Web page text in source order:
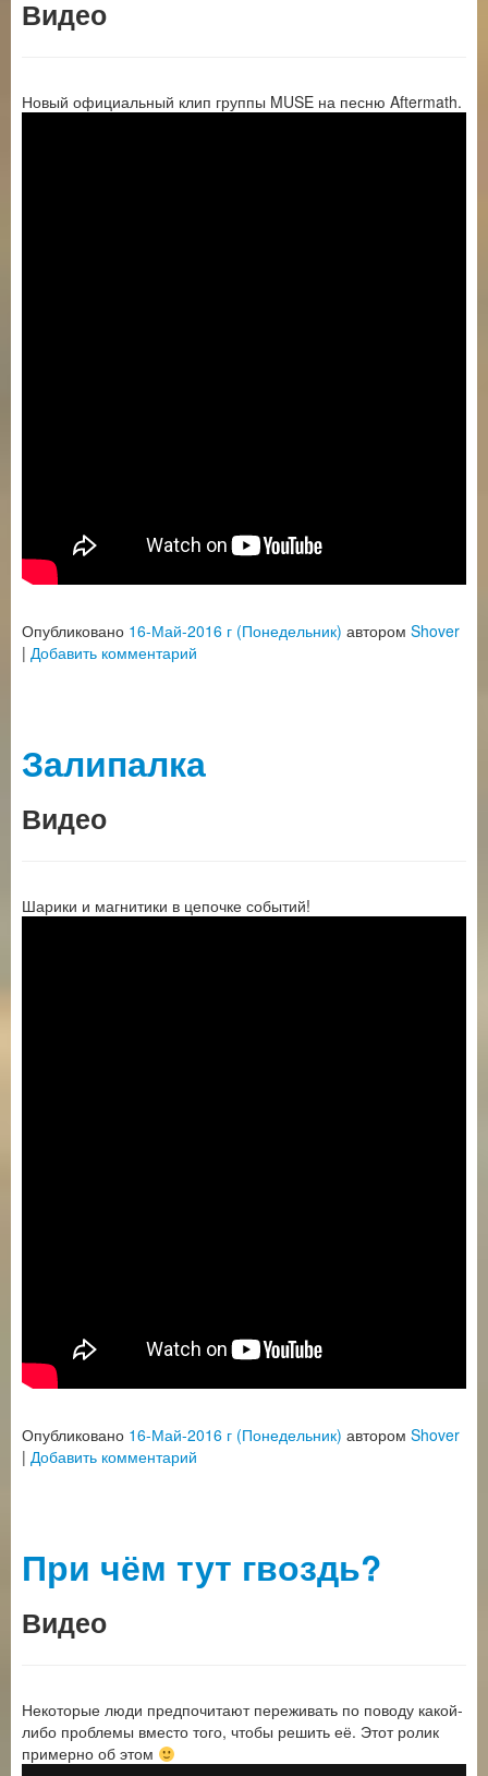
Видео
Новый официальный клип группы MUSE на песню Aftermath.
Опубликовано 16-Май-2016 г (Понедельник) автором Shover
| Добавить комментарий
Залипалка
Видео
Шарики и магнитики в цепочке событий!
Опубликовано 16-Май-2016 г (Понедельник) автором Shover
| Добавить комментарий
При чём тут гвоздь?
Видео
Некоторые люди предпочитают переживать по поводу какой-
либо проблемы вместо того, чтобы решить её. Этот ролик
примерно об этом